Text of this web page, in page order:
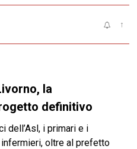
↑
la
definitivo
dell’Asl, i primari e i
oltre al prefetto